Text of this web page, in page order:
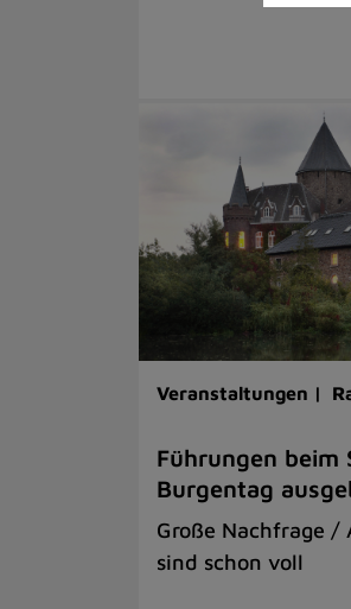
Veranstaltungen |
Führungen beim
Burgentag
Große Nachfrage /
sind schon voll